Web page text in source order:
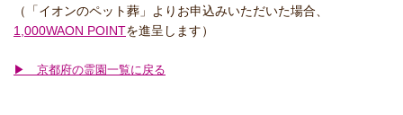
（「イオンのペット葬」よりお申込みいただいた場合、
1,000WAON POINTを進呈します）
▶ 京都府の霊園一覧に戻る